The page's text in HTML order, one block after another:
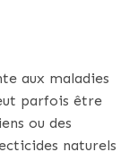
aux maladies
parfois être
ou des
naturels